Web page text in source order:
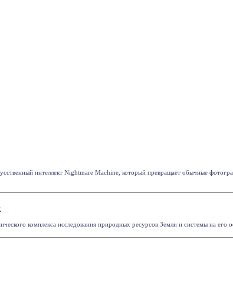
интеллект Nightmare Machine, который превращает обычные
комплекса исследования природных ресурсов Земли и системы на его